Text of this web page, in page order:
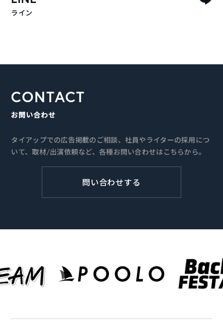
ライン
CONTACT
お問い合わせ
タイアップでの広告掲載のご相談、社員やライターの採用につ
いて、取材/出演依頼など、各種お問い合わせはこちらから。
問い合わせする